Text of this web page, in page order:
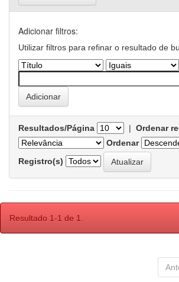
Adicionar filtros:
Utilizar filtros para refinar o resultado de
Resultados/Página | Ordenar
Ordenar
Registro(s)
Resultado 1-1 de 1.